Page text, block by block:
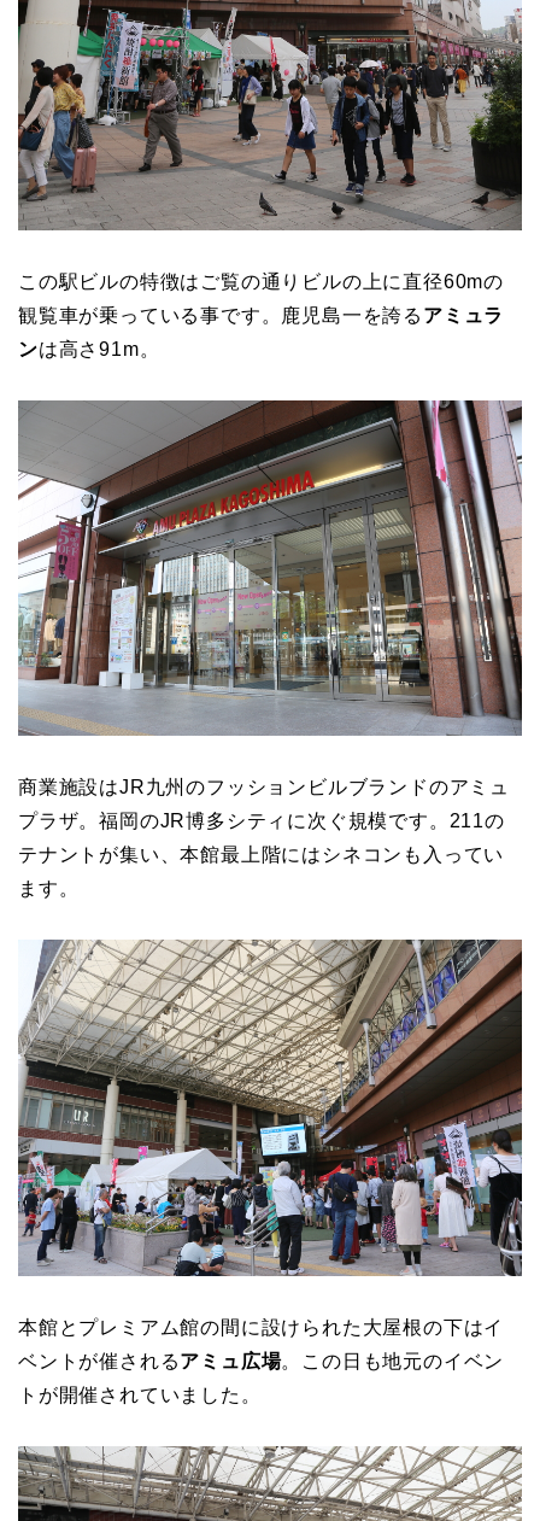
この駅ビルの特徴はご覧の通りビルの上に直径60mの
観覧車が乗っている事です。鹿児島一を誇る アミュラ
ンは高さ91m。
商業施設はJR九州のフッションビルブランドのアミュ
プラザ。福岡のJR博多シティに次ぐ規模です。211の
テナントが集い、本館最上階にはシネコンも入ってい
ます。
本館とプレミアム館の間に設けられた大屋根の下はイ
ベントが催されるアミュ広場。この日も地元のイベン
トが開催されていました。